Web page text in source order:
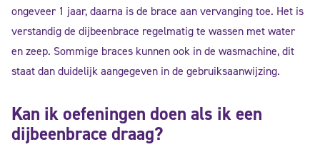
ongeveer 1 jaar, daarna is de brace aan vervanging toe. Het is
verstandig de dijbeenbrace regelmatig te wassen met water
en zeep. Sommige braces kunnen ook in de wasmachine, dit
staat dan duidelijk aangegeven in de gebruiksaanwijzing.
Kan ik oefeningen doen als ik een
dijbeenbrace draag?